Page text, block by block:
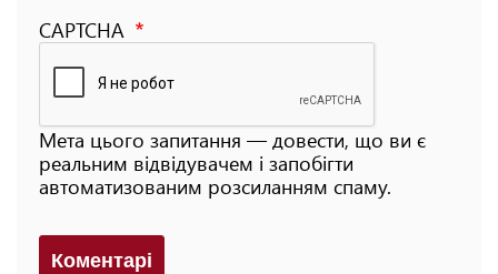
CAPTCHA
Мета цього запитання — довести, що ви є
реальним відвідувачем і запобігти
автоматизованим розсиланням спаму.
Коментарi